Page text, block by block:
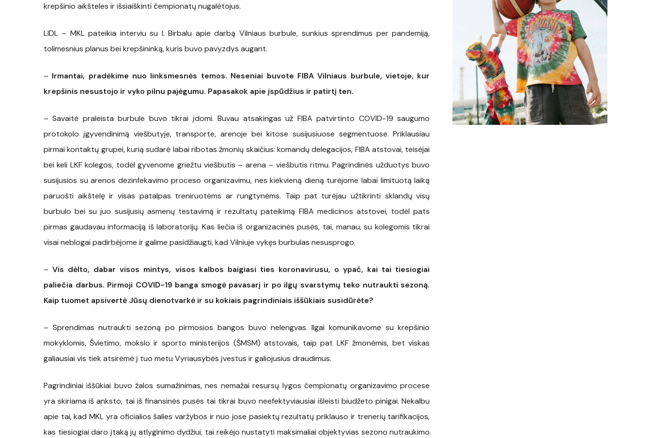
krepšinio aikšteles ir išsiaiškinti čempionatų nugalėtojus.
LIDL – MKL pateikia interviu su I. Birbalu apie darbą Vilniaus burbule, sunkius sprendimus per pandemiją,
tolimesnius planus bei krepšininką, kuris buvo pavyzdys augant.
– Irmantai, pradėkime nuo linksmesnės temos. Neseniai buvote FIBA Vilniaus burbule, vietoje, kur
krepšinis nesustojo ir vyko pilnu pajėgumu. Papasakok apie įspūdžius ir patirtį ten.
– Savaitė praleista burbule buvo tikrai įdomi. Buvau atsakingas už FIBA patvirtinto COVID-19 saugumo
protokolo įgyvendinimą viešbutyje, transporte, arenoje bei kitose susijusiuose segmentuose. Priklausiau
pirmai kontaktų grupei, kurią sudarė labai ribotas žmonių skaičius: komandų delegacijos, FIBA atstovai, teisėjai
bei keli LKF kolegos, todėl gyvenome griežtu viešbutis – arena – viešbutis ritmu. Pagrindinės užduotys buvo
susijusios su arenos dezinfekavimo proceso organizavimu, nes kiekvieną dieną turėjome labai limituotą laiką
paruošti aikštelę ir visas patalpas treniruotėms ar rungtynėms. Taip pat turėjau užtikrinti sklandų visų
burbulo bei su juo susijusių asmenų testavimą ir rezultatų pateikimą FIBA medicinos atstovei, todėl pats
pirmas gaudavau informaciją iš laboratorijų. Kas liečia iš organizacinės pusės, tai, manau, su kolegomis tikrai
visai neblogai padirbėjome ir galime pasidžiaugti, kad Vilniuje vykęs burbulas nesusprogo.
–Vis dėlto, dabar visos mintys, visos kalbos baigiasi ties koronavirusu, o ypač, kai tai tiesiogiai
paliečia darbus. Pirmoji COVID-19 banga smogė pavasarį ir po ilgų svarstymų teko nutraukti sezoną.
Kaip tuomet apsivertė Jūsų dienotvarkė ir su kokiais pagrindiniais iššūkiais susidūrėte?
– Sprendimas nutraukti sezoną po pirmosios bangos buvo nelengvas. Ilgai komunikavome su krepšinio
mokyklomis, Švietimo, mokslo ir sporto ministerijos (ŠMSM) atstovais, taip pat LKF žmonėmis, bet viskas
galiausiai vis tiek atsirėmė į tuo metu Vyriausybės įvestus ir galiojusius draudimus.
Pagrindiniai iššūkiai buvo žalos sumažinimas, nes nemažai resursų lygos čempionatų organizavimo procese
yra skiriama iš anksto, tai iš finansinės pusės tai tikrai buvo neefektyviausiai išleisti biudžeto pinigai. Nekalbu
apie tai, kad MKL yra oficialios šalies varžybos ir nuo jose pasiektų rezultatų priklauso ir trenerių tarifikacijos,
kas tiesiogiai daro įtaką jų atlyginimo dydžiui, tai reikėjo nustatyti maksimaliai objektyvias sezono nutraukimo